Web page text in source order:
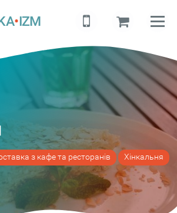
•IZM
з кафе та ресторанів Хінкальня